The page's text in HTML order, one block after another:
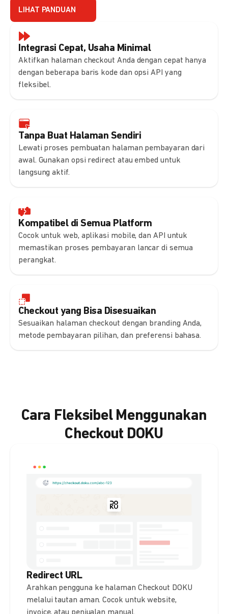
Integrasi Cepat, Usaha Minimal
Aktifkan halaman checkout Anda dengan cepat hanya
dengan beberapa baris kode dan opsi API yang
fleksibel.
Tanpa Buat Halaman Sendiri
Lewati proses pembuatan halaman pembayaran dari
awal. Gunakan opsi redirect atau embed untuk
langsung aktif.
Kompatibel di Semua Platform
Cocok untuk web, aplikasi mobile, dan API untuk
memastikan proses pembayaran lancar di semua
perangkat.
Checkout yang Bisa Disesuaikan
Sesuaikan halaman checkout dengan branding Anda,
metode pembayaran pilihan, dan preferensi bahasa.
LIHAT PANDUAN
Cara Fleksibel Menggunakan
Checkout DOKU
Redirect URL
Arahkan pengguna ke halaman Checkout DOKU
melalui tautan aman. Cocok untuk website,